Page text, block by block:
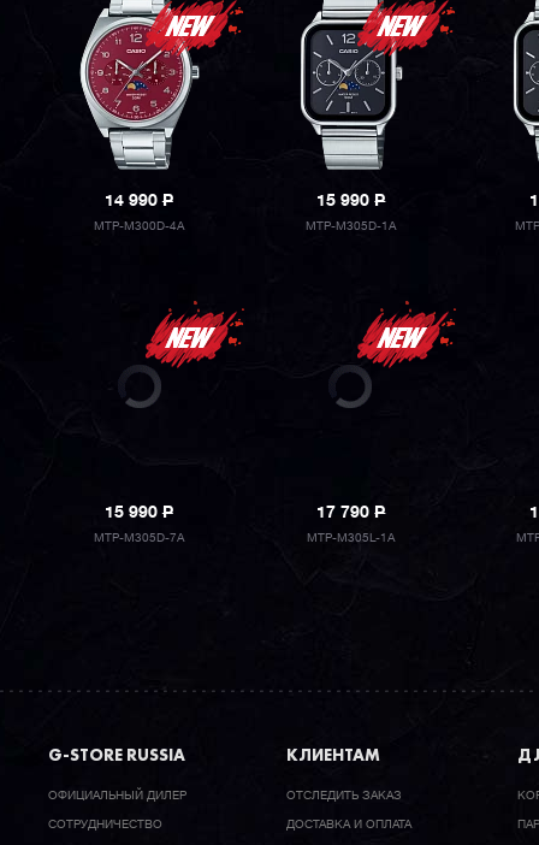
14 990P
MTP-M300D-4A
15 990P
MTP-M305D-1A
15 990P
MTP-M305D-7A
17 790P
MTP-M305L-1A
G-STORE RUSSIA
ОФИЦИАЛЬНЫЙ ДИЛЕР
CОТРУДНИЧЕСТВО
КЛИЕНТАМ
ОТСЛЕДИТЬ ЗАКАЗ
ДОСТАВКА И ОПЛАТА